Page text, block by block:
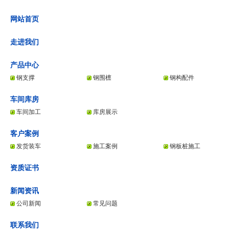
网站首页
走进我们
产品中心
钢支撑 钢围檩 钢构配件
车间库房
车间加工 库房展示
客户案例
发货装车 施工案例 钢板桩施工
资质证书
新闻资讯
公司新闻 常见问题
联系我们